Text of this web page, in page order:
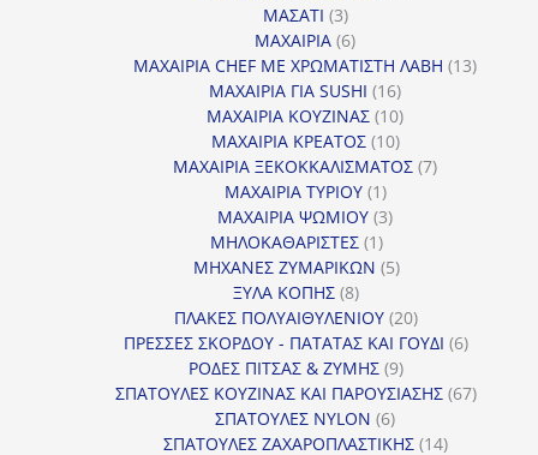
ΜΑΣΑΤΙ 33
προϊόντα
ΜΑΧΑΙΡΙΑ 66
προϊόντα
ΜΑΧΑΙΡΙΑ CHEF ΜΕ ΧΡΩΜΑΤΙΣΤΗ ΛΑΒΗ 1313
ΜΑΧΑΙΡΙΑ ΓΙΑ SUSHI 1616
προϊόντα
ΜΑΧΑΙΡΙΑ ΚΟΥΖΙΝΑΣ 1010
προϊόντα
ΜΑΧΑΙΡΙΑ ΚΡΕΑΤΟΣ 1010
προϊόντα
ΜΑΧΑΙΡΙΑ ΞΕΚΟΚΚΑΛΙΣΜΑΤΟΣ 77
ΜΑΧΑΙΡΙΑ ΤΥΡΙΟΥ 11
προϊόν
ΜΑΧΑΙΡΙΑ ΨΩΜΙΟΥ 33
ΜΗΛΟΚΑΘΑΡΙΣΤΕΣ 11
προϊόν
ΜΗΧΑΝΕΣ ΖΥΜΑΡΙΚΩΝ 55
ΞΥΛΑ ΚΟΠΗΣ 88
προϊόντα
ΠΛΑΚΕΣ ΠΟΛΥΑΙΘΥΛΕΝΙΟΥ 2020
προϊόντα
ΠΡΕΣΣΕΣ ΣΚΟΡΔΟΥ - ΠΑΤΑΤΑΣ ΚΑΙ ΓΟΥΔΙ 66
ΡΟΔΕΣ ΠΙΤΣΑΣ & ΖΥΜΗΣ 99
προϊόντα
ΣΠΑΤΟΥΛΕΣ ΚΟΥΖΙΝΑΣ ΚΑΙ ΠΑΡΟΥΣΙΑΣΗΣ 6767
ΣΠΑΤΟΥΛΕΣ NYLON 66
προϊόντα
ΣΠΑΤΟΥΛΕΣ ΖΑΧΑΡΟΠΛΑΣΤΙΚΗΣ 1414